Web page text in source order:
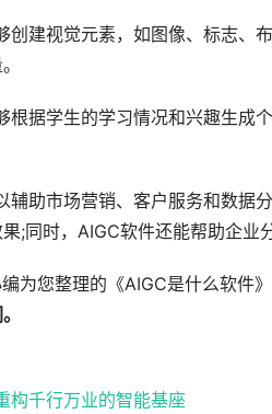
创建视觉元素，如图像、标志、
根据学生的学习情况和兴趣生成
辅助市场营销、客户服务和数据
;同时，AIGC软件还能帮助企业
为您整理的《AIGC是什么软件》
构千行万业的智能基座